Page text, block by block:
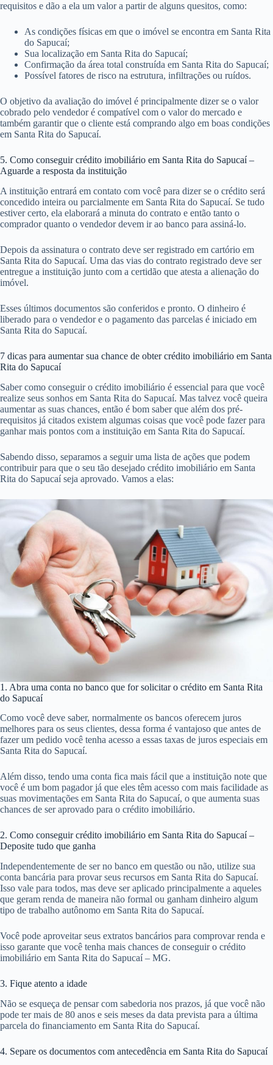
requisitos e dão a ela um valor a partir de alguns quesitos, como:
As condições físicas em que o imóvel se encontra em Santa Rita
do Sapucaí;
Sua localização em Santa Rita do Sapucaí;
Confirmação da área total construída em Santa Rita do Sapucaí;
Possível fatores de risco na estrutura, infiltrações ou ruídos.
O objetivo da avaliação do imóvel é principalmente dizer se o valor
cobrado pelo vendedor é compatível com o valor do mercado e
também garantir que o cliente está comprando algo em boas condições
em Santa Rita do Sapucaí.
5. Como conseguir crédito imobiliário em Santa Rita do Sapucaí –
Aguarde a resposta da instituição
A instituição entrará em contato com você para dizer se o crédito será
concedido inteira ou parcialmente em Santa Rita do Sapucaí. Se tudo
estiver certo, ela elaborará a minuta do contrato e então tanto o
comprador quanto o vendedor devem ir ao banco para assiná-lo.
Depois da assinatura o contrato deve ser registrado em cartório em
Santa Rita do Sapucaí. Uma das vias do contrato registrado deve ser
entregue a instituição junto com a certidão que atesta a alienação do
imóvel.
Esses últimos documentos são conferidos e pronto. O dinheiro é
liberado para o vendedor e o pagamento das parcelas é iniciado em
Santa Rita do Sapucaí.
7 dicas para aumentar sua chance de obter crédito imobiliário em Santa
Rita do Sapucaí
Saber como conseguir o crédito imobiliário é essencial para que você
realize seus sonhos em Santa Rita do Sapucaí. Mas talvez você queira
aumentar as suas chances, então é bom saber que além dos pré-
requisitos já citados existem algumas coisas que você pode fazer para
ganhar mais pontos com a instituição em Santa Rita do Sapucaí.
Sabendo disso, separamos a seguir uma lista de ações que podem
contribuir para que o seu tão desejado crédito imobiliário em Santa
Rita do Sapucaí seja aprovado. Vamos a elas:
1. Abra uma conta no banco que for solicitar o crédito em Santa Rita
do Sapucaí
Como você deve saber, normalmente os bancos oferecem juros
melhores para os seus clientes, dessa forma é vantajoso que antes de
fazer um pedido você tenha acesso a essas taxas de juros especiais em
Santa Rita do Sapucaí.
Além disso, tendo uma conta fica mais fácil que a instituição note que
você é um bom pagador já que eles têm acesso com mais facilidade as
suas movimentações em Santa Rita do Sapucaí, o que aumenta suas
chances de ser aprovado para o crédito imobiliário.
2. Como conseguir crédito imobiliário em Santa Rita do Sapucaí –
Deposite tudo que ganha
Independentemente de ser no banco em questão ou não, utilize sua
conta bancária para provar seus recursos em Santa Rita do Sapucaí.
Isso vale para todos, mas deve ser aplicado principalmente a aqueles
que geram renda de maneira não formal ou ganham dinheiro algum
tipo de trabalho autônomo em Santa Rita do Sapucaí.
Você pode aproveitar seus extratos bancários para comprovar renda e
isso garante que você tenha mais chances de conseguir o crédito
imobiliário em Santa Rita do Sapucaí – MG.
3. Fique atento a idade
Não se esqueça de pensar com sabedoria nos prazos, já que você não
pode ter mais de 80 anos e seis meses da data prevista para a última
parcela do financiamento em Santa Rita do Sapucaí.
4. Separe os documentos com antecedência em Santa Rita do Sapucaí